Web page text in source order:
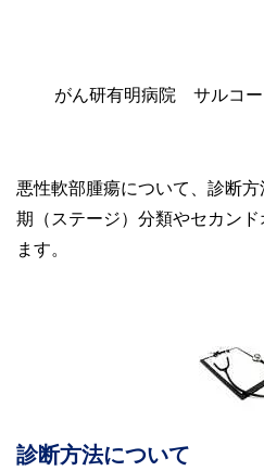
がん研有明病院 サルコ
悪性軟部腫瘍について、診断
期（ステージ）分類やセカン
ます。
診断方法について